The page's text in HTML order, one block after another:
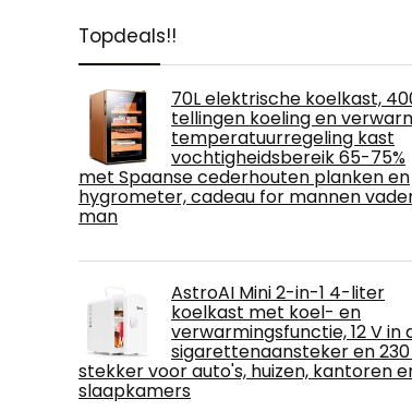
Topdeals!!
70L elektrische koelkast,
tellingen koeling en
temperatuurregeling kast
vochtigheidsbereik 65-75%
met Spaanse cederhouten planken en
hygrometer, cadeau for mannen
man
AstroAI Mini 2-in-1 4-liter
koelkast met koel- en
verwarmingsfunctie, 12 V in
sigarettenaansteker en
stekker voor auto's, huizen, kantoren
slaapkamers